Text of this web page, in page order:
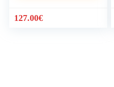
127.00€